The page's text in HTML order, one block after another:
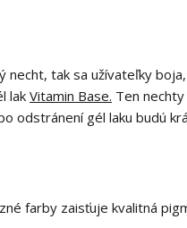
necht, tak sa užívateľky
lak Vitamin Base. Ten
odstránení gél laku budú
farby zaisťuje kvalitná